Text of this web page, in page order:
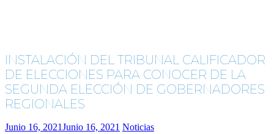
INSTALACIÓN DEL TRIBUNAL CALIFICADOR
DE ELECCIONES PARA CONOCER DE LA
SEGUNDA ELECCIÓN DE GOBERNADORES
REGIONALES
Junio 16, 2021Junio 16, 2021 Noticias